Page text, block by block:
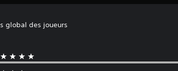
global des joueurs